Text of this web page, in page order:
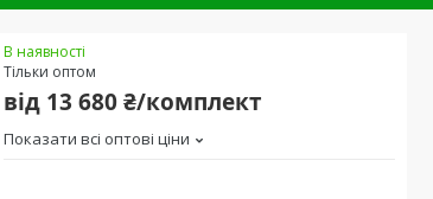
В наявності
Тільки оптом
від 13 680 ₴/комплект
Показати всі оптові ціни